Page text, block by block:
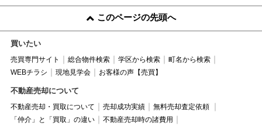
このページの先頭へ
買いたい
売買専門サイト 総合物件検索 学区から検索
町名から検索
WEBチラシ
現地見学会 お客様の声【売買】
不動産売却について
不動産売却・買取について 売却成功実績
無料売却査定依頼
「仲介」と「買取」の違い
不動産売却時の諸費用